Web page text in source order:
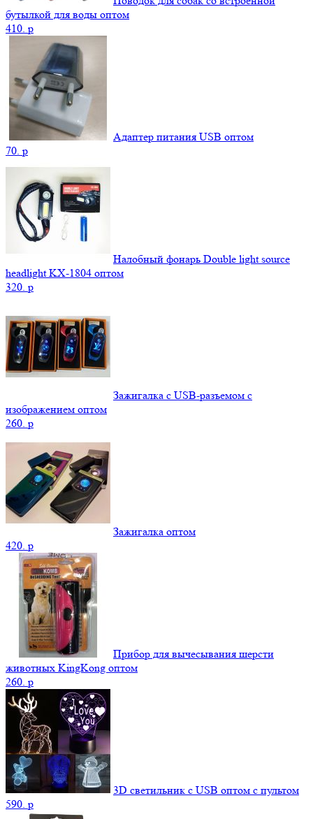
бутылкой для воды оптом
410. p
Адаптер питания USB оптом
70. p
Налобный фонарь Double light source
headlight KX-1804 оптом
320. p
Зажигалка с USB-разъемом с
изображением оптом
260. p
Зажигалка оптом
420. p
Прибор для вычесывания шерсти
животных KingKong оптом
260. p
3D светильник c USB оптом с пультом
590. p